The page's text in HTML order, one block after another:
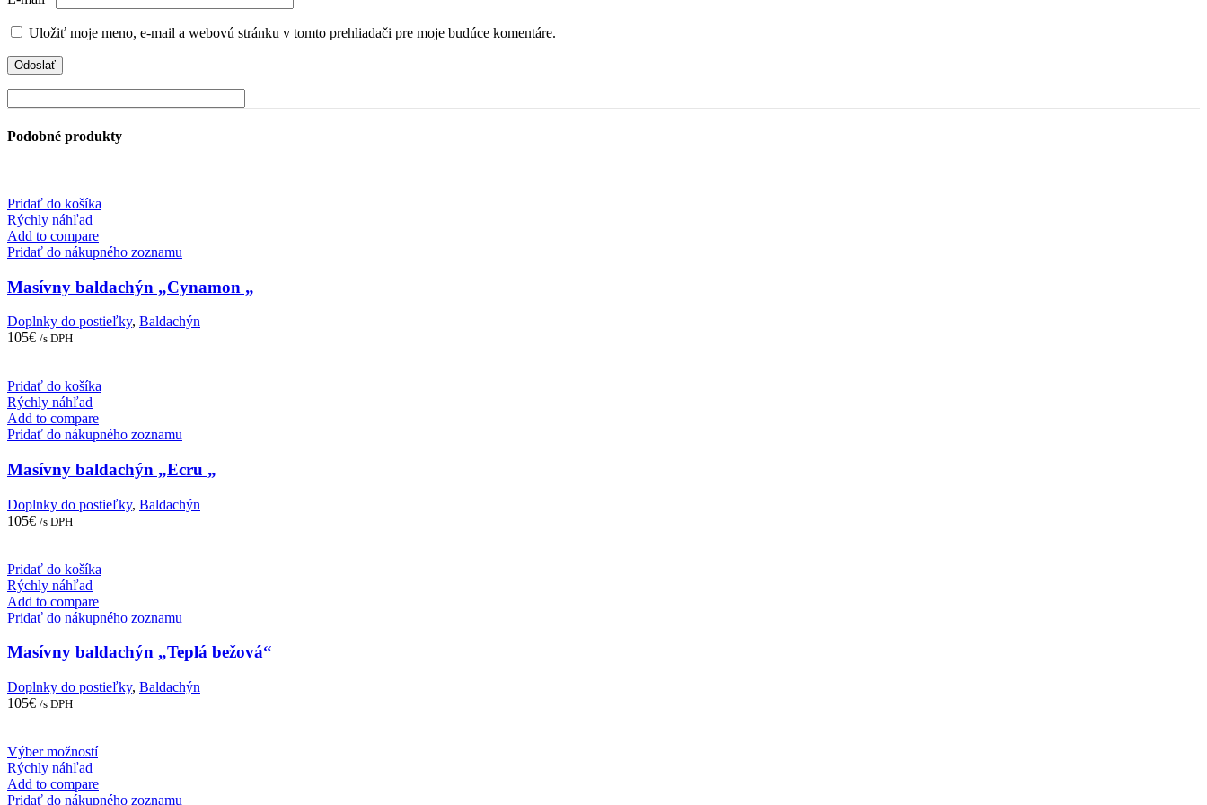
Uložiť moje meno, e-mail a webovú stránku v tomto prehliadači pre moje budúce komentáre.
Podobné produkty
Pridať do košíka
Rýchly náhľad
Add to compare
Pridať do nákupného zoznamu
Masívny baldachýn „Cynamon „
Doplnky do postieľky, Baldachýn
105€ /s DPH
Pridať do košíka
Rýchly náhľad
Add to compare
Pridať do nákupného zoznamu
Masívny baldachýn „Ecru „
Doplnky do postieľky, Baldachýn
105€ /s DPH
Pridať do košíka
Rýchly náhľad
Add to compare
Pridať do nákupného zoznamu
Masívny baldachýn „Teplá bežová“
Doplnky do postieľky, Baldachýn
105€ /s DPH
Výber možnostíThis
has
multiple
Rýchly náhľad
Add to compare
Pridať do nákupného zoznamu